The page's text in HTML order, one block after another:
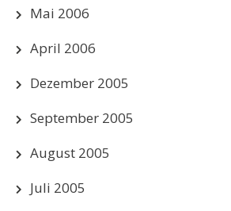
Mai 2006
April 2006
Dezember 2005
September 2005
August 2005
Juli 2005